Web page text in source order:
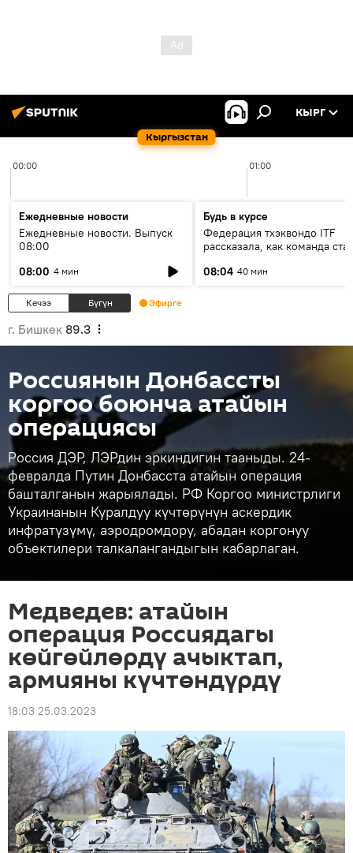
Кыргызстан
КЫРГ
00:00 01:00
Ежедневные новости
Ежедневные новости. Выпуск
08:00
08:00 4 мин
Будь в курсе
Федерация тхэквондо ITF
рассказала, как команда
08:04 40 мин
Кечээ Бүгүн Эфирге
г. Бишкек 89.3
Россиянын Донбассты
коргоо боюнча атайын
операциясы
Россия ДЭР, ЛЭРдин эркиндигин тааныды. 24-
февралда Путин Донбасста атайын операция
башталганын жарыялады. РФ Коргоо министрлиги
Украинанын Куралдуу күчтөрүнүн аскердик
инфратүзүмү, аэродромдору, абадан коргонуу
объектилери талкалангандыгын кабарлаган.
Медведев: атайын
операция Россиядагы
көйгөйлөрдү ачыктап,
армияны күчтөндүрдү
18:03 25.03.2023